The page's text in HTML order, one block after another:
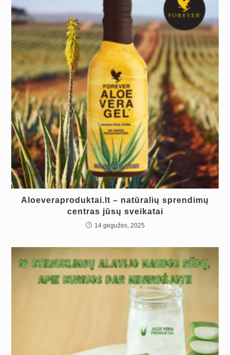
Aloeveraproduktai.lt – natūralių sprendimų
centras jūsų sveikatai
14 gegužės, 2025